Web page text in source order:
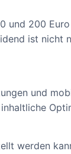
und 200
ist
und
werden